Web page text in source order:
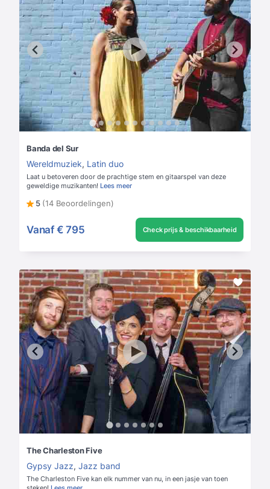
Banda del Sur
Wereldmuziek, Latin duo
Laat u betoveren door de prachtige stem en gitaarspel van deze
geweldige muzikanten! Lees meer
5 (14 Beoordelingen)
Vanaf € 795 Check prijs & beschikbaarheid
The Charleston Five
Gypsy Jazz, Jazz band
The Charleston Five kan elk nummer van nu, in een jasje van toen